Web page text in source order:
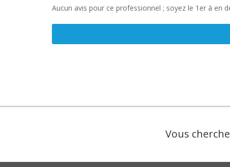
Aucun avis pour ce professionnel ; soyez le 1er à en
Vous